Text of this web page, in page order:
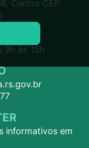
Centro CEP:
9h às 15h
informativos em